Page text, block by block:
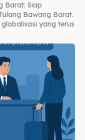
Barat: Siap
Bawang Barat.
yang terus